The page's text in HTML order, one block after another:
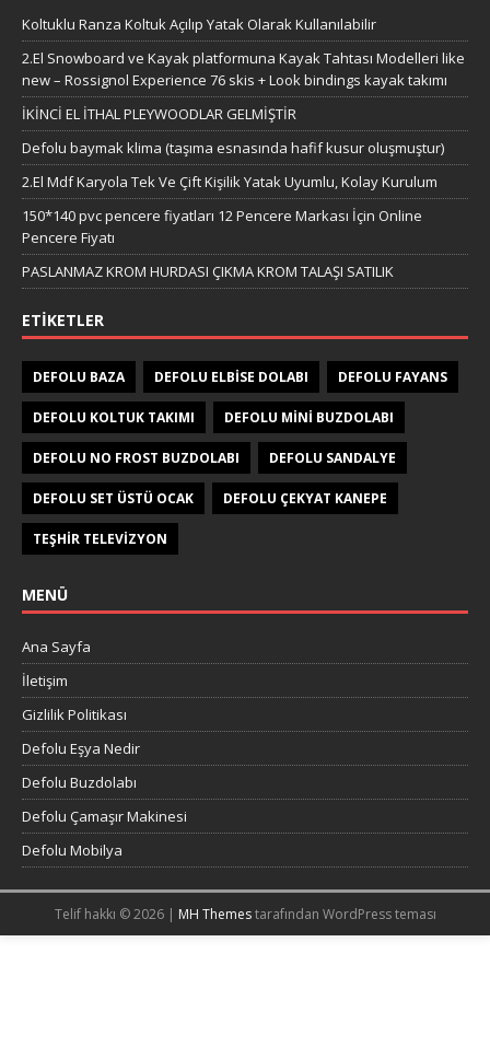
Koltuklu Ranza Koltuk Açılıp Yatak Olarak Kullanılabilir
2.El Snowboard ve Kayak platformuna Kayak Tahtası Modelleri like
new – Rossignol Experience 76 skis + Look bindings kayak takımı
İKİNCİ EL İTHAL PLEYWOODLAR GELMİŞTİR
Defolu baymak klima (taşıma esnasında hafif kusur oluşmuştur)
2.El Mdf Karyola Tek Ve Çift Kişilik Yatak Uyumlu, Kolay Kurulum
150*140 pvc pencere fiyatları 12 Pencere Markası İçin Online
Pencere Fiyatı
PASLANMAZ KROM HURDASI ÇIKMA KROM TALAŞI SATILIK
ETIKETLER
DEFOLU BAZA DEFOLU ELBISE DOLABI DEFOLU FAYANS
DEFOLU KOLTUK TAKIMI DEFOLU MINI BUZDOLABI
DEFOLU NO FROST BUZDOLABI DEFOLU SANDALYE
DEFOLU SET ÜSTÜ OCAK DEFOLU ÇEKYAT KANEPE
TEŞHIR TELEVIZYON
MENÜ
Ana Sayfa
İletişim
Gizlilik Politikası
Defolu Eşya Nedir
Defolu Buzdolabı
Defolu Çamaşır Makinesi
Defolu Mobilya
Telif hakkı © 2026 | MH Themestarafından WordPress teması